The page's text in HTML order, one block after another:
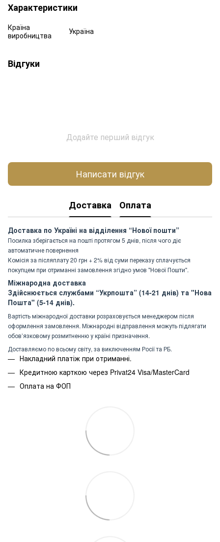
Характеристики
Країна
виробництва
Україна
Відгуки
Додайте перший відгук
Написати відгук
Доставка Оплата
Доставка по Україні на відділення “Нової пошти”
Посилка зберігається на пошті протягом 5 днів, після чого діє
автоматичне повернення
Комісія за післяплату 20 грн + 2% від суми переказу сплачується
покупцем при отриманні замовлення згідно умов "Нової Пошти".
Міжнародна доставка
Здійснюється службами “Укрпошта” (14-21 днів) та "Нова
Пошта" (5-14 днів).
Вартість міжнародної доставки розраховується менеджером після
оформлення замовлення. Міжнародні відправлення можуть підлягати
обов’язковому розмитненню у країні призначення.
Доставляємо по всьому світу, за виключенням Росії та РБ.
Накладний платіж при отриманні.
Кредитною карткою через Privat24 Visa/MasterCard
Оплата на ФОП